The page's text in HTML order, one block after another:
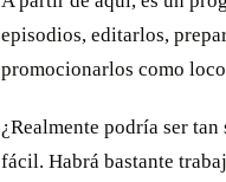
episodios, editarlos,
promocionarlos como
¿Realmente podría ser
fácil. Habrá bastante